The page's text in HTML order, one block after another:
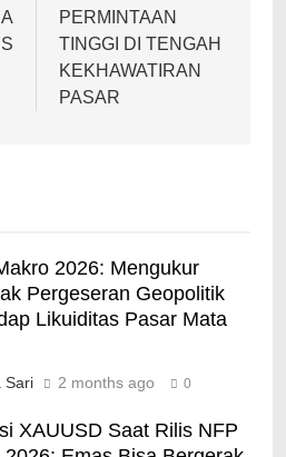
PERMINTAAN
TINGGI DI TENGAH
KEKHAWATIRAN
PASAR
2026: Mengukur
Pergeseran Geopolitik
Likuiditas Pasar Mata
Sari 2 months ago 0
XAUUSD Saat Rilis NFP